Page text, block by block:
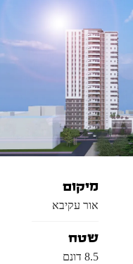
מיקום
אור עקיבא
שטח
8.5 דונם